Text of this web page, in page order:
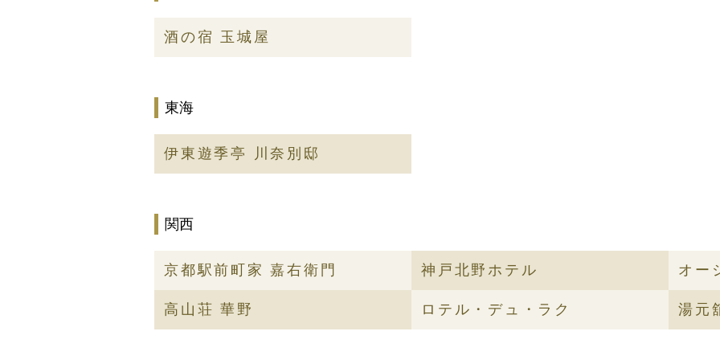
酒の宿 玉城屋
東海
伊東遊季亭 川奈別邸
関西
京都駅前町家 嘉右衛門 神戸北野ホテル オー
高山荘 華野 ロテル・デュ・ラク 湯元